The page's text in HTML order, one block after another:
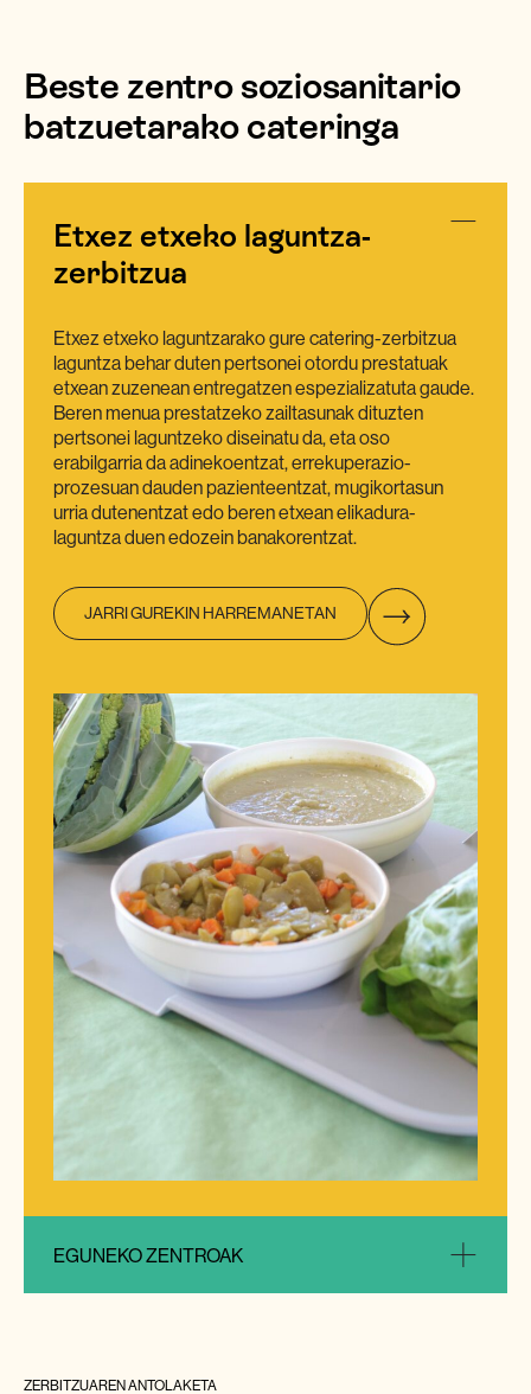
Beste zentro soziosanitario
batzuetarako cateringa
Etxez etxeko laguntza-
zerbitzua
Etxez etxeko laguntzarako gure catering-zerbitzua
laguntza behar duten pertsonei otordu prestatuak
etxean zuzenean entregatzen espezializatuta gaude.
Beren menua prestatzeko zailtasunak dituzten
pertsonei laguntzeko diseinatu da, eta oso
erabilgarria da adinekoentzat, errekuperazio-
prozesuan dauden pazienteentzat, mugikortasun
urria dutenentzat edo beren etxean elikadura-
laguntza duen edozein banakorentzat.
JARRI GUREKIN HARREMANETAN
EGUNEKO ZENTROAK
ZERBITZUAREN ANTOLAKETA